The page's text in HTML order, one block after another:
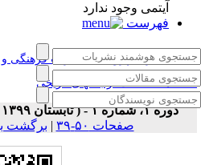
آیتمی وجود ندارد
فهرست
انتشارات پژوهشگاه میراث فرهنگی و
حفاظت از بافتهای تاریخی
دوره ۱، شماره ۱ - ( تابستان ۱۳۹۹ )
صفحات ۵۰-۳۹
| برگشت